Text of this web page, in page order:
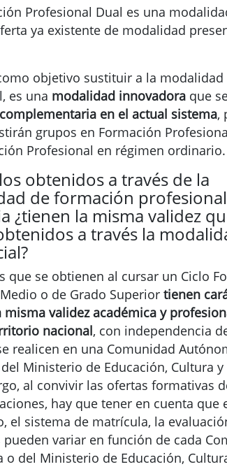
Profesional Dual es una
ya existente de modalidad
objetivo sustituir a la modalidad
es una modalidad innovadora que
en el actual sistema,
grupos en Formación
Profesional en régimen ordinario.
obtenidos a través de la
de formación
¿tienen la misma validez
a través la
que se obtienen al cursar un Ciclo
o de Grado Superior tienen
misma validez académica y
nacional, con independencia
realicen en una Comunidad
Ministerio de Educación, Cultura y
al convivir las ofertas formativas
hay que tener en cuenta que
el sistema de matrícula, la
variar en función de cada
o del Ministerio de Educación,